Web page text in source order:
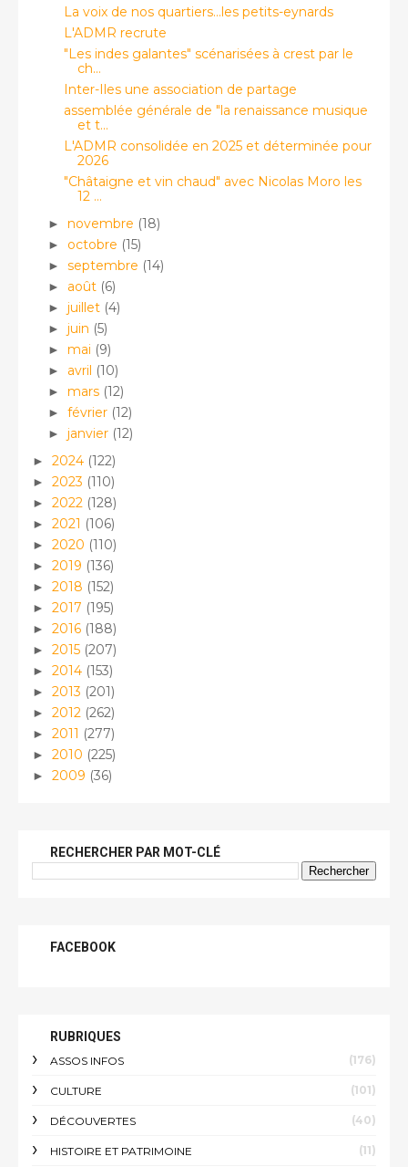
La voix de nos quartiers...les petits-eynards
L'ADMR recrute
"Les indes galantes" scénarisées à crest par le
ch...
Inter-Iles une association de partage
assemblée générale de "la renaissance musique
et t...
L'ADMR consolidée en 2025 et déterminée pour
2026
"Châtaigne et vin chaud" avec Nicolas Moro les
12 ...
► novembre (18)
► octobre (15)
► septembre (14)
► août (6)
► juillet (4)
► juin (5)
► mai (9)
► avril (10)
► mars (12)
► février (12)
► janvier (12)
► 2024 (122)
► 2023 (110)
► 2022 (128)
► 2021 (106)
► 2020 (110)
► 2019 (136)
► 2018 (152)
► 2017 (195)
► 2016 (188)
► 2015 (207)
► 2014 (153)
► 2013 (201)
► 2012 (262)
► 2011 (277)
► 2010 (225)
► 2009 (36)
RECHERCHER PAR MOT-CLÉ
FACEBOOK
RUBRIQUES
ASSOS INFOS (176)
CULTURE (101)
DÉCOUVERTES (40)
HISTOIRE ET PATRIMOINE (11)